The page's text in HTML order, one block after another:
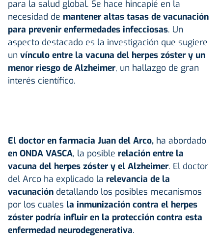
para la salud global. Se hace hincapié en la
necesidad de mantener altas tasas de vacunación
para prevenir enfermedades infecciosas. Un
aspecto destacado es la investigación que sugiere
un vínculo entre la vacuna del herpes zóster y un
menor riesgo de Alzheimer, un hallazgo de gran
interés científico.
El doctor en farmacia Juan del Arco, ha abordado
en ONDA VASCA, la posible relación entre la
vacuna del herpes zóster y el Alzheimer. El doctor
del Arco ha explicado la relevancia de la
vacunación detallando los posibles mecanismos
por los cuales la inmunización contra el herpes
zóster podría influir en la protección contra esta
enfermedad neurodegenerativa.